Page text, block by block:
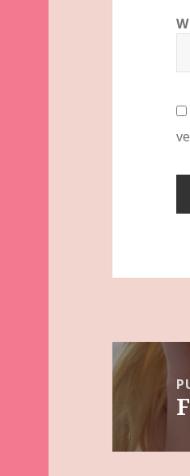
de
entradas